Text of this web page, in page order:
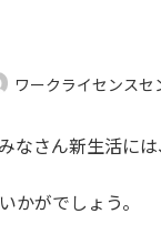
ワークライセンスセ
なさん新生活に
かがでしょう。